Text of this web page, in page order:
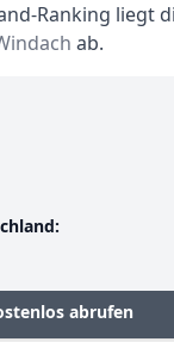
Ranking liegt
ab.
abrufen